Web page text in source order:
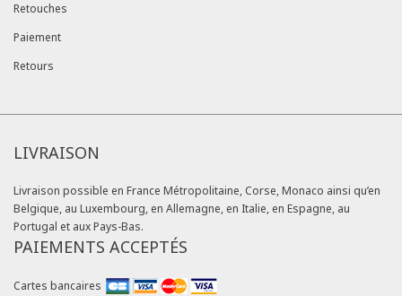
Retouches
Paiement
Retours
LIVRAISON
Livraison possible en France Métropolitaine, Corse, Monaco ainsi qu’en
Belgique, au Luxembourg, en Allemagne, en Italie, en Espagne, au
Portugal et aux Pays-Bas.
PAIEMENTS ACCEPTÉS
Cartes bancaires